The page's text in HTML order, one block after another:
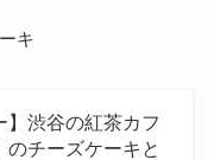
キ
】渋谷の紅茶カフ
のチーズケーキと